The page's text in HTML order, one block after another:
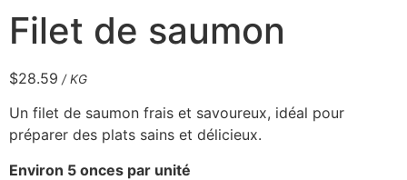
Filet de saumon
$28.59 / KG
Un filet de saumon frais et savoureux, idéal pour
préparer des plats sains et délicieux.
Environ 5 onces par unité